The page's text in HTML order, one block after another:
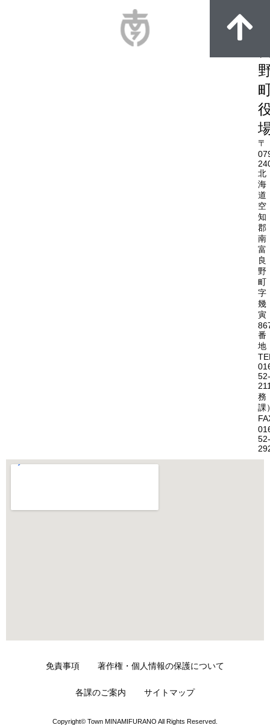
〒
北
海
道
空
知
郡
南
富
良
野
町
字
幾
寅
番
地
52-
務
課
52-
免責事項 著作権・個人情報の保護について
各課のご案内 サイトマップ
Copyright© Town MINAMIFURANO All Rights Reserved.